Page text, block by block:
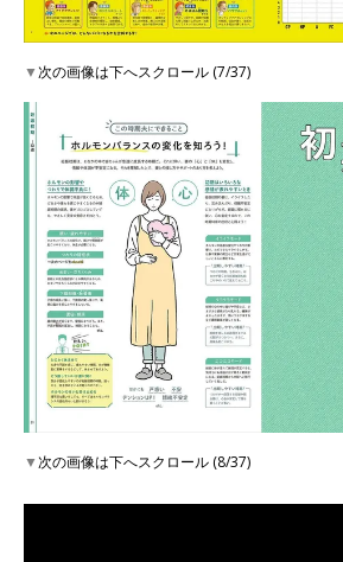
▼次の画像は下へスクロール (7/37)
▼次の画像は下へスクロール (8/37)